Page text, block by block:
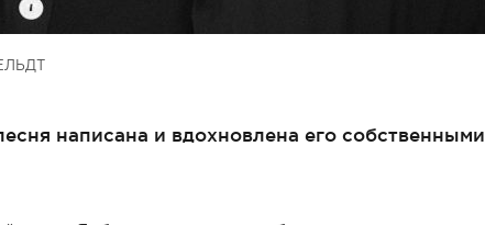
написана и вдохновлена его собственными